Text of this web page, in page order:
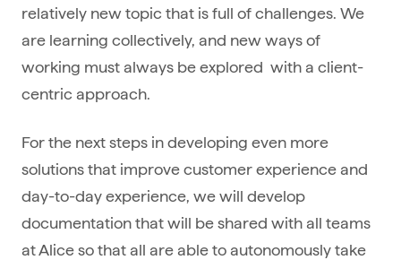
relatively new topic that is full of challenges. We
are learning collectively, and new ways of
working must always be explored with a client-
centric approach.
For the next steps in developing even more
solutions that improve customer experience and
day-to-day experience, we will develop
documentation that will be shared with all teams
at Alice so that all are able to autonomously take